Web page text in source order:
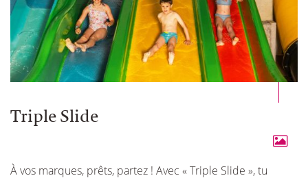
Triple Slide
À vos marques, prêts, partez ! Avec « Triple Slide », tu